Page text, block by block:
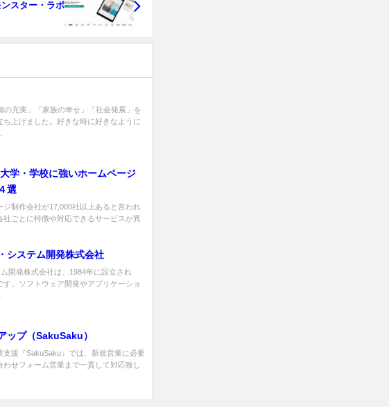
スター・ラボ
の充実」「家族の幸せ」「社会発展」を
上げました。好きな時に好きなように
学・学校に強いホームページ
選
制作会社が17,000社以上あると言われ
社ごとに特徴や対応できるサービスが異
システム開発株式会社
開発株式会社は、1984年に設立され
す。ソフトウェア開発やアプリケーショ
ップ（SakuSaku）
支援『SakuSaku』では、新規営業に必要
わせフォーム営業まで一貫して対応致し